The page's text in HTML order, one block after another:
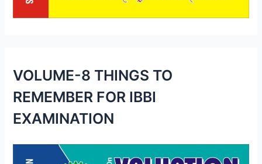
VOLUME-8 THINGS TO
REMEMBER FOR IBBI
EXAMINATION